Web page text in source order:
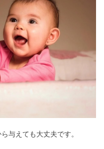
与えても大丈夫です。